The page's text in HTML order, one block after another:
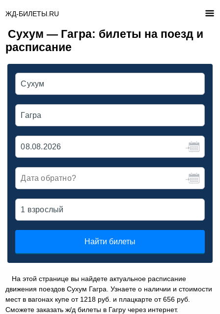
ЖД-БИЛЕТЫ.RU
Сухум — Гагра: билеты на поезд и
расписание
Найти билеты
На этой странице вы найдете актуальное расписание
движения поездов Сухум Гагра. Узнаете о наличии и стоимости
мест в вагонах купе от 1218 руб. и плацкарте от 656 руб.
Сможете заказать ж/д билеты в Гагру через интернет.